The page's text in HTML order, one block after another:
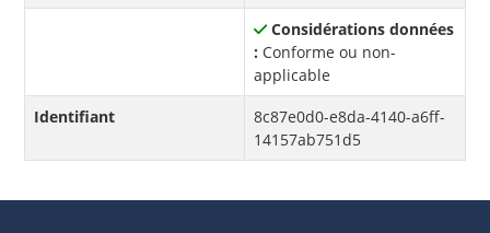
Considérations données
: Conforme ou non-
applicable
Identifiant
8c87e0d0-e8da-4140-a6ff-
14157ab751d5